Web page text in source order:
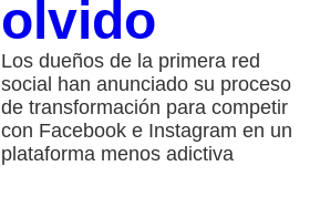
olvido
Los dueños de la primera red
social han anunciado su proceso
de transformación para competir
con Facebook e Instagram en un
plataforma menos adictiva